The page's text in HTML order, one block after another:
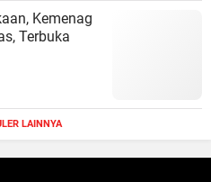
Kemenag
Terbuka
LAINNYA